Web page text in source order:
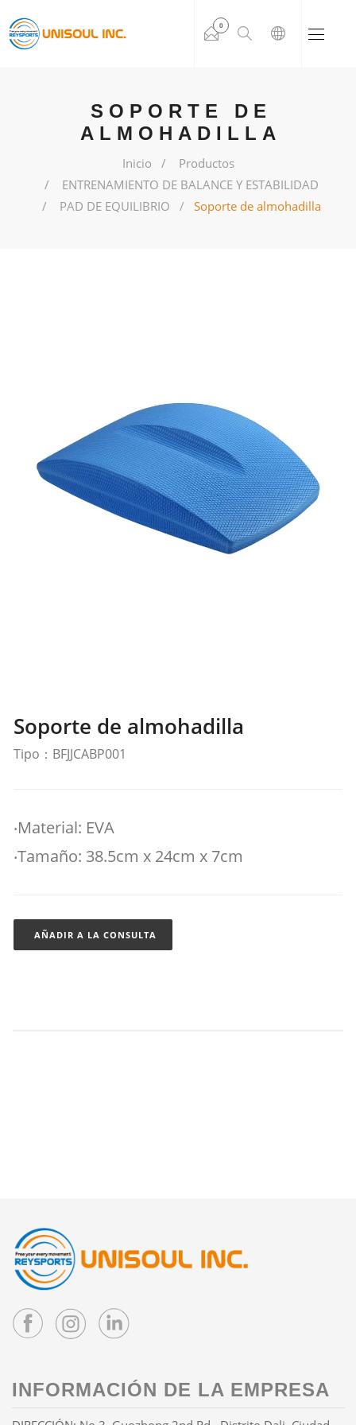
0
SOPORTE DE
ALMOHADILLA
Inicio
Productos
ENTRENAMIENTO DE BALANCE Y ESTABILIDAD
PAD DE EQUILIBRIO
Soporte de almohadilla
Soporte de almohadilla
Tipo：BFJJCABP001
‧Material: EVA
‧Tamaño: 38.5cm x 24cm x 7cm
AÑADIR A LA CONSULTA
INFORMACIÓN DE LA EMPRESA